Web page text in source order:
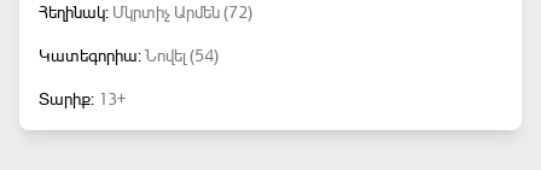
Հեղինակ: Մկրտիչ Արմեն (72)
Կատեգորիա:Նովել (54)
Տարիք: 13+